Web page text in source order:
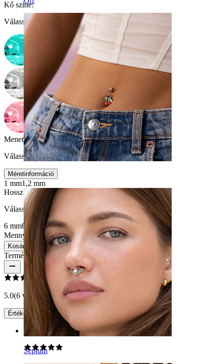
Köldök
Septum
Kő színe:
Válasszon Kő színe
Menetvastagság:
Válasszon Menetvastagság
Méretinformáció
1 mm1,2 mm
Hossz
Válasszon Hossz
6 mm8 mm
Mennyiség: 1 Csere
Kosárba
Termékértékelések
5.0(6 vélemény)
Értékelés írása
Rating